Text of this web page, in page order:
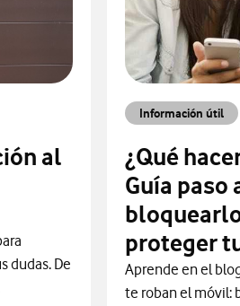
al
dudas. De
Información útil
¿Qué
Guía paso
proteger
Aprende en el
te roban el móvil: